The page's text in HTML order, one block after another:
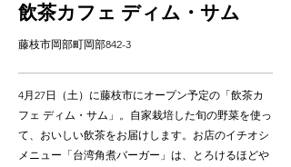
飲茶カフェ ディム・サム
藤枝市岡部町岡部842-3
4月27日（土）に藤枝市にオープン予定の「飲茶カ
フェ ディム・サム」。自家栽培した旬の野菜を使っ
て、おいしい飲茶をお届けします。お店のイチオシ
メニュー「台湾角煮バーガー」は、とろけるほどや